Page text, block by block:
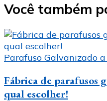
Você também
Parafuso Galvanizado a
Fábrica de parafusos
qual escolher!